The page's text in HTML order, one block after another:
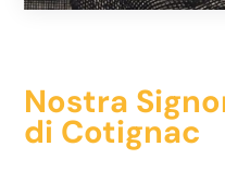
Nostra
di Cotignac